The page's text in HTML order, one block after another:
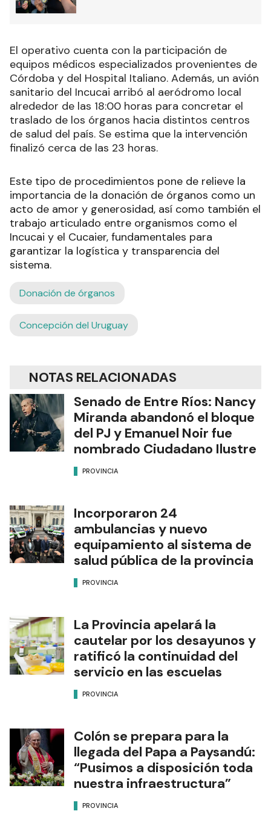
El operativo cuenta con la participación de
equipos médicos especializados provenientes de
Córdoba y del Hospital Italiano. Además, un avión
sanitario del Incucai arribó al aeródromo local
alrededor de las 18:00 horas para concretar el
traslado de los órganos hacia distintos centros
de salud del país. Se estima que la intervención
finalizó cerca de las 23 horas.
Este tipo de procedimientos pone de relieve la
importancia de la donación de órganos como un
acto de amor y generosidad, así como también el
trabajo articulado entre organismos como el
Incucai y el Cucaier, fundamentales para
garantizar la logística y transparencia del
sistema.
Donación de órganos
Concepción del Uruguay
NOTAS RELACIONADAS
Senado de Entre Ríos: Nancy
Miranda abandonó el bloque
del PJ y Emanuel Noir fue
nombrado Ciudadano Ilustre
PROVINCIA
Incorporaron 24
ambulancias y nuevo
equipamiento al sistema de
salud pública de la provincia
PROVINCIA
La Provincia apelará la
cautelar por los desayunos y
ratificó la continuidad del
servicio en las escuelas
PROVINCIA
Colón se prepara para la
llegada del Papa a Paysandú:
“Pusimos a disposición toda
nuestra infraestructura”
PROVINCIA